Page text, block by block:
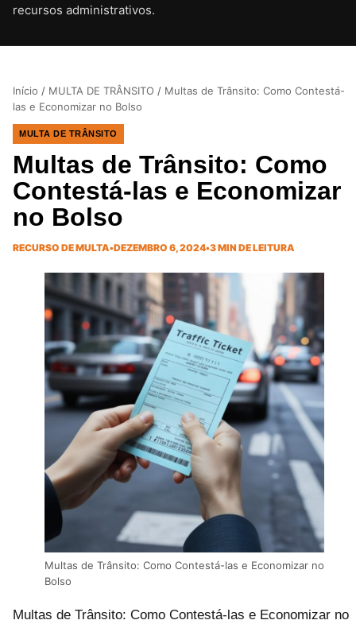
recursos administrativos.CLIQUE PARA ATIVAR O SOM
Início / MULTA DE TRÂNSITO / Multas de Trânsito: Como Contestá-
las e Economizar no Bolso
MULTA DE TRÂNSITO
Multas de Trânsito: Como
Contestá-las e Economizar
no Bolso
RECURSO DE MULTA•DEZEMBRO 6, 2024•3 MIN DE LEITURA
Multas de Trânsito: Como Contestá-las e Economizar no
Bolso
Multas de Trânsito: Como Contestá-las e Economizar no